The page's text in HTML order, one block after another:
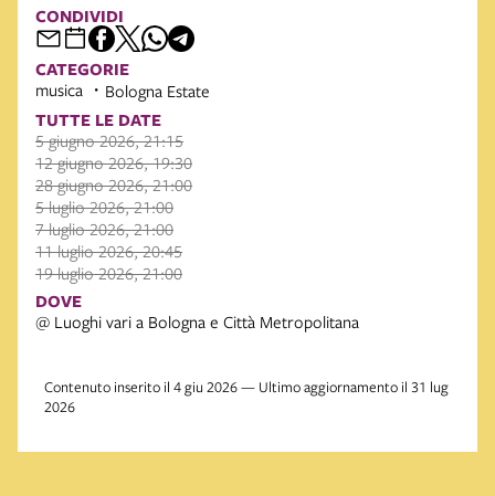
CONDIVIDI
CATEGORIE
musica Bologna Estate
TUTTE LE DATE
5 giugno 2026, 21:15
12 giugno 2026, 19:30
28 giugno 2026, 21:00
5 luglio 2026, 21:00
7 luglio 2026, 21:00
11 luglio 2026, 20:45
19 luglio 2026, 21:00
DOVE
@ Luoghi vari a Bologna e Città Metropolitana
Contenuto inserito il 4 giu 2026 — Ultimo aggiornamento il 31 lug
2026